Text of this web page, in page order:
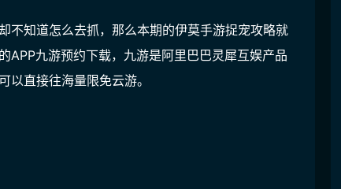
不知道怎么去抓，那么本期的伊莫手游捉宠攻略就
APP九游预约下载， 九游是阿里巴巴灵犀互娱产品
直接往海量限免云游。